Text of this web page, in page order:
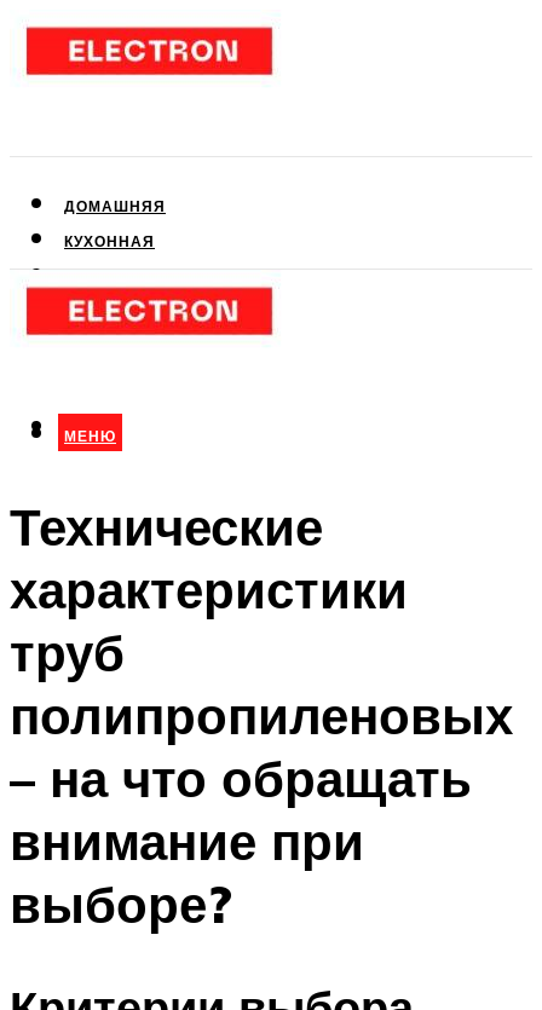
ДОМАШНЯЯ
КУХОННАЯ
КЛИМАТИЧЕСКАЯ
МЕНЮ
МЕНЮ
Технические
характеристики
труб
полипропиленовых
– на что обращать
внимание при
выборе?